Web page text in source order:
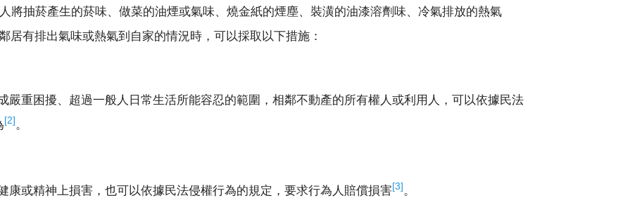
將抽菸產生的菸味、做菜的油煙或氣味、燒金紙的煙塵、裝潢的油漆溶劑味、冷氣排放的熱氣
居有排出氣味或熱氣到自家的情況時，可以採取以下措施：
嚴重困擾、超過一般人日常生活所能容忍的範圍，相鄰不動產的所有權人或利用人，可以依據民法
[2]。
康或精神上損害，也可以依據民法侵權行為的規定，要求行為人賠償損害[3]。